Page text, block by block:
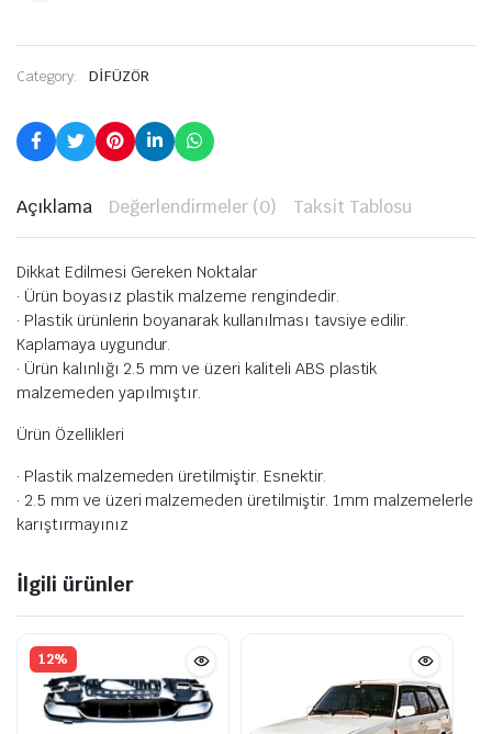
Category: DİFÜZÖR
Açıklama Değerlendirmeler (0) Taksit Tablosu
Dikkat Edilmesi Gereken Noktalar
· Ürün boyasız plastik malzeme rengindedir.
· Plastik ürünlerin boyanarak kullanılması tavsiye edilir.
Kaplamaya uygundur.
· Ürün kalınlığı 2.5 mm ve üzeri kaliteli ABS plastik
malzemeden yapılmıştır.
Ürün Özellikleri
· Plastik malzemeden üretilmiştir. Esnektir.
· 2.5 mm ve üzeri malzemeden üretilmiştir. 1mm malzemelerle
karıştırmayınız
İlgili ürünler
12%